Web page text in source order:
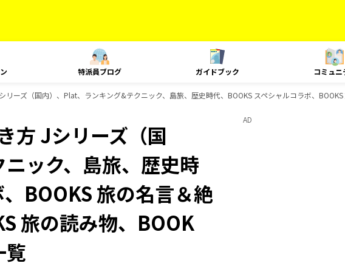
特派員ブログ ガイドブック コミュニ
リーズ（国内）、Plat、ランキング&テクニック、島旅、歴史時代、BOOKS スペシャルコラボ、
方 Jシリーズ（国
ック、島旅、歴史時
BOOKS 旅の名言＆絶
旅の読み物、BOOK
覧
AD